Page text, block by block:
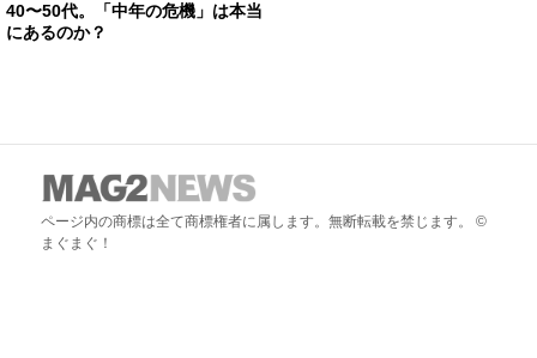
40〜50代。「中年の危機」は本当
にあるのか？
ページ内の商標は全て商標権者に属します。無断転載を禁じます。 ©
まぐまぐ！